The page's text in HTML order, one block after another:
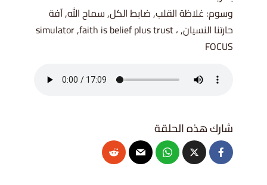
وسوم: غلاظة القلب, ضابط الكل, سماح الله, آفة
حارتنا النسيان, simulator ,faith is belief plus trust ،
FOCUS